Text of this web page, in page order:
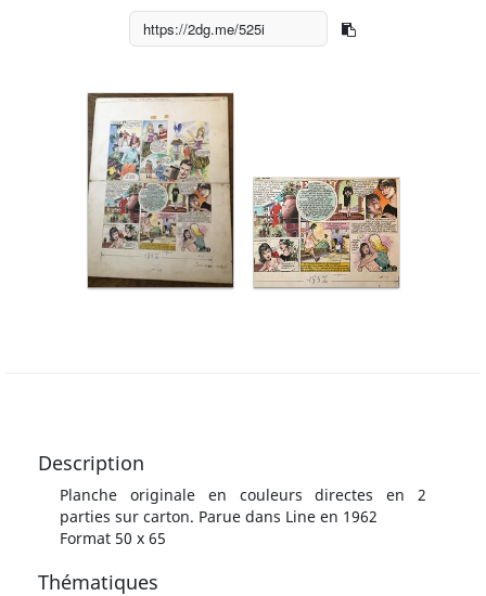
Description
Planche originale en couleurs directes en 2
parties sur carton. Parue dans Line en 1962
Format 50 x 65
Thématiques